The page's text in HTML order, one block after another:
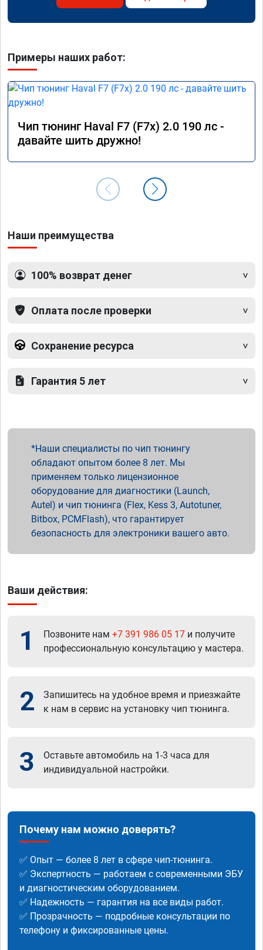
Примеры наших работ:
Чип тюнинг Haval F7 (F7x) 2.0 190 лс -
давайте шить дружно!
Наши преимущества
100% возврат денег
Оплата после проверки
Сохранение ресурса
Гарантия 5 лет
Наши специалисты по чип тюнингу
обладают опытом более 8 лет. Мы
применяем только лицензионное
оборудование для диагностики (Launch,
Autel) и чип тюнинга (Flex, Kess 3, Autotuner,
Bitbox, PCMFlash), что гарантирует
безопасность для электроники вашего авто.
Ваши действия:
1 Позвоните нам +7 391 986 05 17 и получите
профессиональную консультацию у мастера.
2
Запишитесь на удобное время и приезжайте
к нам в сервис на установку чип тюнинга.
3
Оставьте автомобиль на 1-3 часа для
индивидуальной настройки.
Почему нам можно доверять?
✅ Опыт — более 8 лет в сфере чип-тюнинга.
✅ Экспертность — работаем с современными ЭБУ
и диагностическим оборудованием.
✅ Надежность — гарантия на все виды работ.
✅ Прозрачность — подробные консультации по
телефону и фиксированные цены.